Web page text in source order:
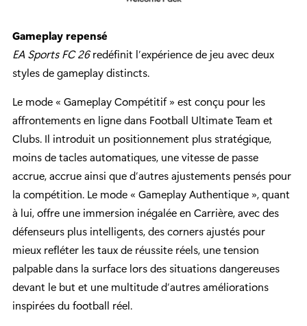
Gameplay repensé
EA Sports FC 26redéfinit l’expérience de jeu avec deux
styles de gameplay distincts.
Le mode « Gameplay Compétitif » est conçu pour les
affrontements en ligne dans Football Ultimate Team et
Clubs. Il introduit un positionnement plus stratégique,
moins de tacles automatiques, une vitesse de passe
accrue, accrue ainsi que d’autres ajustements pensés pour
la compétition. Le mode « Gameplay Authentique », quant
à lui, offre une immersion inégalée en Carrière, avec des
défenseurs plus intelligents, des corners ajustés pour
mieux refléter les taux de réussite réels, une tension
palpable dans la surface lors des situations dangereuses
devant le but et une multitude d’autres améliorations
inspirées du football réel.